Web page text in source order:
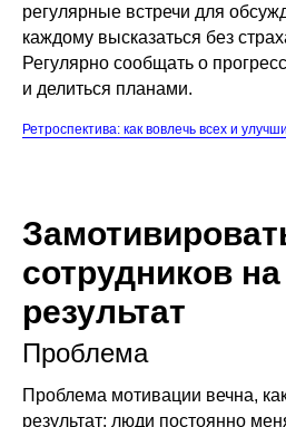
регулярные встречи для
каждому высказаться без
Регулярно сообщать о
и делиться планами.
Ретроспектива: как вовлечь всех и
сотрудников
результат
Проблема
Проблема мотивации вечна,
результат: люди постоянно